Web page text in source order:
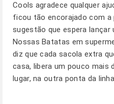
Cools agradece qualquer
ficou tão encorajado com a
sugestão que espera lançar
Nossas Batatas em
diz que cada sacola extra
casa, libera um pouco mais
lugar, na outra ponta da